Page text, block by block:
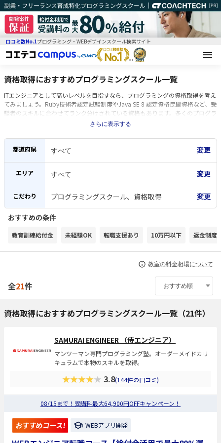
口コミ数No.1プログラミング・WEBデザインスクール検索サイト
資格取得におすすめプログラミングスクール一覧
ITエンジニアとして高いレベルを目指すなら、プログラミングの資格取得を考え
てみましょう。Ruby技術者認定試験制度やJava SE 8 認定資格民間資格など、受
験者のスキルに合わせてランク分けされている資格もあります。多くのプログラ
ミング資格試験の実施は、年に2回。資格を有していることで、就職や転職で有
ます。初心者向けコースやプログラミング言語別のコースなど、受講者のニーズ
に合わせたコースが揃えられていることが特徴です。都心部に開校している場合
身につけられます。一般的な受講期間は1〜6ヶ月で、受講料は10〜80万円ほど
さらに表示する
都道府県
エリア
こだわり プログラミングスクール、資格取得 変更
おすすめの条件
教育訓練給付金 未経験OK 転職支援あり 10万円以下 返金制度
教室の料金相場について
全21件
資格取得におすすめプログラミングスクール一覧（21件）
SAMURAI ENGINEER （侍エンジニア）
マンツーマン専門プログラミング塾。オーダーメイドカリ
キュラムで本物のスキルを取得。
★★★★★ 3.8(144件の口コミ)
08/15まで！受講料最大64,900円OFFキャンペーン！
おすすめコース! WEBアプリ開発